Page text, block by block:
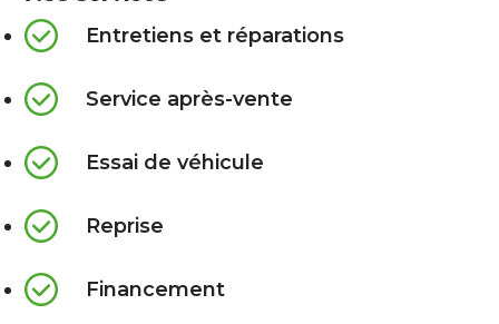
Entretiens et réparations
Service après-vente
Essai de véhicule
Reprise
Financement